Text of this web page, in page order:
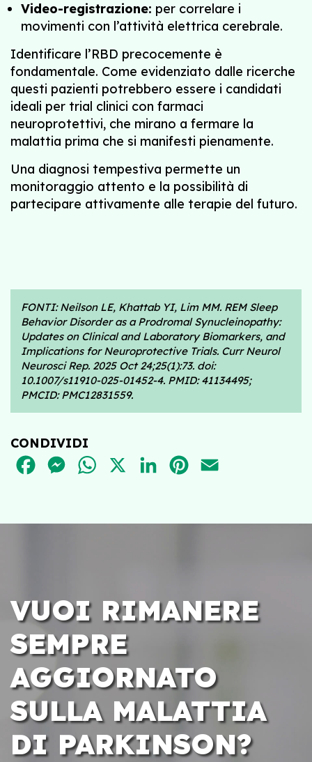
Video-registrazione: per correlare i
movimenti con l’attività elettrica cerebrale.
Identificare l’RBD precocemente è
fondamentale. Come evidenziato dalle ricerche
questi pazienti potrebbero essere i candidati
ideali per trial clinici con farmaci
neuroprotettivi, che mirano a fermare la
malattia prima che si manifesti pienamente.
Una diagnosi tempestiva permette un
monitoraggio attento e la possibilità di
partecipare attivamente alle terapie del futuro.
FONTI: Neilson LE, Khattab YI, Lim MM. REM Sleep
Behavior Disorder as a Prodromal Synucleinopathy:
Updates on Clinical and Laboratory Biomarkers, and
Implications for Neuroprotective Trials. Curr Neurol
Neurosci Rep. 2025 Oct 24;25(1):73. doi:
10.1007/s11910-025-01452-4. PMID: 41134495;
PMCID: PMC12831559.
CONDIVIDI
FACEBOOKMESSENGER
WHATSAPPLINKEDINPINTEREST
VUOI RIMANERE
SEMPRE
AGGIORNATO
SULLA MALATTIA
DI PARKINSON?